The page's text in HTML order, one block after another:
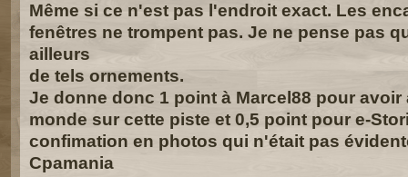
Même si ce n'est pas l'endroit exact. Les
fenêtres ne trompent pas. Je ne pense pas
ailleurs
de tels ornements.
Je donne donc 1 point à Marcel88 pour
monde sur cette piste et 0,5 point pour e-
confimation en photos qui n'était pas
Cpamania